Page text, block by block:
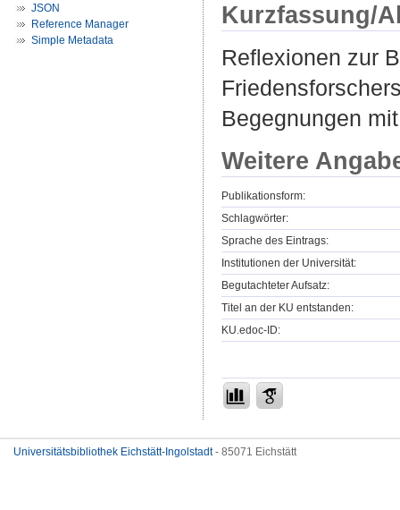
JSON
Reference Manager
Simple Metadata
Kurzfassung/
Reflexionen zur
Begegnungen
Weitere
Publikationsform:
Schlagwörter:
Sprache des Eintrags:
Institutionen der Universität:
Begutachteter Aufsatz:
Titel an der KU entstanden:
KU.edoc-ID:
Universitätsbibliothek Eichstätt-Ingolstadt- 85071 Eichstätt